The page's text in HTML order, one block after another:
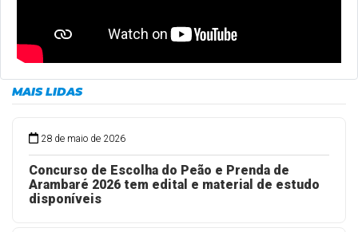
MAIS LIDAS
28 de maio de 2026
Concurso de Escolha do Peão e Prenda de
Arambaré 2026 tem edital e material de estudo
disponíveis